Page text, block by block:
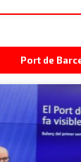
Port de